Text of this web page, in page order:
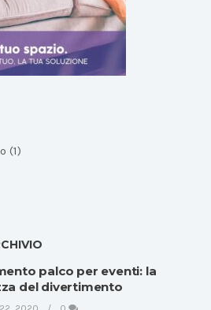
(1)
palco per eventi: la
del divertimento